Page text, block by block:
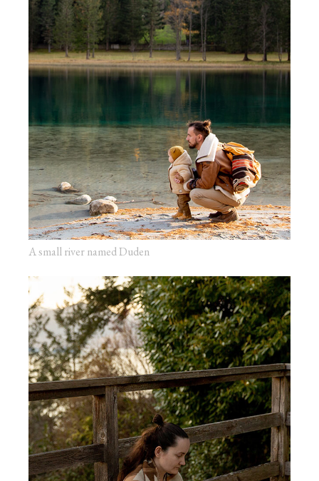
A small river named Duden